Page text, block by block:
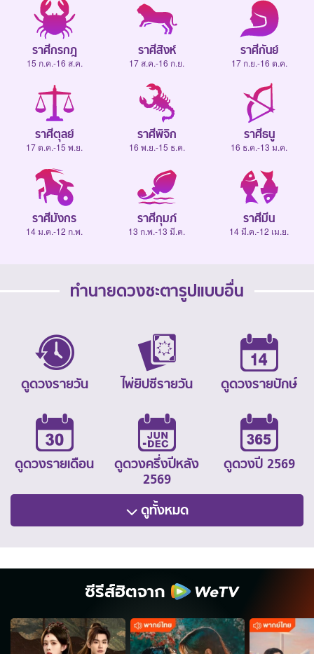
ราศีกรกฎ
15 ก.ค.-16 ส.ค.
ราศีสิงห์
17 ส.ค.-16 ก.ย.
ราศีกันย์
17 ก.ย.-16 ต.ค.
ราศีตุลย์
17 ต.ค.-15 พ.ย.
ราศีพิจิก
16 พ.ย.-15 ธ.ค.
ราศีธนู
16 ธ.ค.-13 ม.ค.
ราศีมังกร
14 ม.ค.-12 ก.พ.
ราศีกุมภ์
13 ก.พ.-13 มี.ค.
ราศีมีน
14 มี.ค.-12 เม.ย.
ทำนายดวงชะตารูปแบบอื่น
ดูดวงรายวัน ไพ่ยิปซีรายวัน ดูดวงรายปักษ์
ดูดวงรายเดือน
ดูดวงครึ่งปีหลัง
2569
ดูดวงปี 2569
ดูทั้งหมด
ซีรีส์ฮิตจาก